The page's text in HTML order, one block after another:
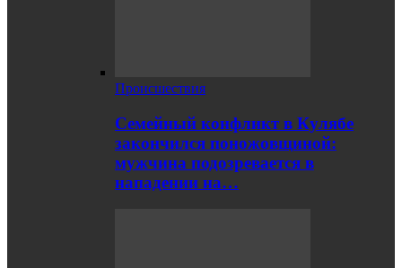
Происшествия
Семейный конфликт в Кулябе
закончился поножовщиной:
мужчина подозревается в
нападении на…